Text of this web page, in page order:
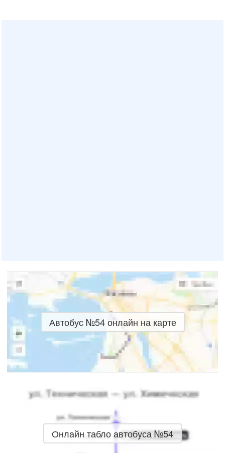
Автобус №54 онлайн на карте
Онлайн табло автобуса №54